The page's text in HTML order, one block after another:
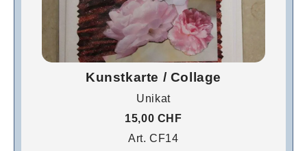
Kunstkarte / Collage
Unikat
15,00 CHF
Art. CF14